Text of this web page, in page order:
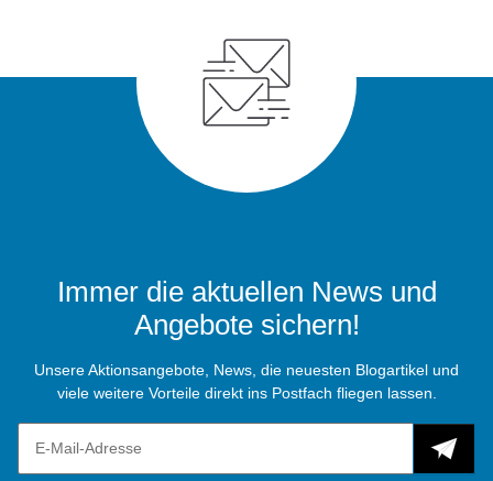
Immer die aktuellen News und
Angebote sichern!
Unsere Aktionsangebote, News, die neuesten Blogartikel und
viele weitere Vorteile direkt ins Postfach fliegen lassen.